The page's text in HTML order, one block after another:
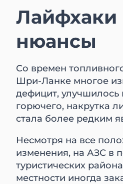
Лайфхаки
нюансы
Со времен
Шри-Ланке многое
дефицит, улучшилось
горючего, накрутка
стала более редким
Несмотря на все
изменения, на АЗС в
туристических
местности иногда